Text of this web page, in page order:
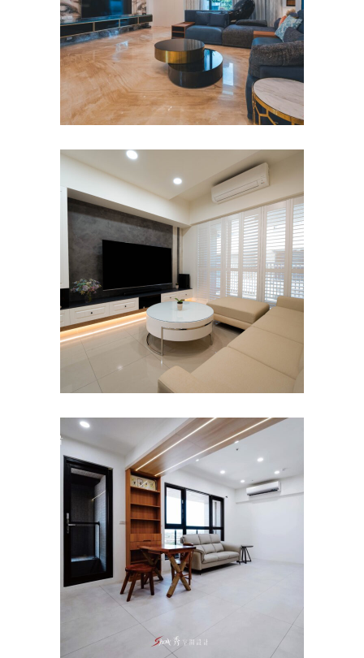
台南善化室內設計 | 協奏曲 | 莊
宅
主臥 /公寓/大樓 /客餐廳 室內設計/書房
沙發 / 餐廳
屋翻新・新屋裝潢・室內裝修
｜秀空間設計
主臥/ 公寓/大樓/客餐廳/室內設計/書房
臥室 衛浴/餐廳